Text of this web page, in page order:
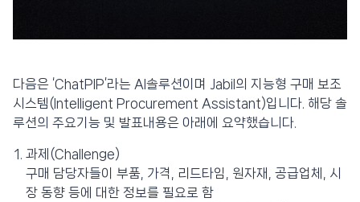
다음은 ‘ChatPIP’라는 AI솔루션이며 Jabil의 지능형 구매 보조
시스템(Intelligent Procurement Assistant)입니다. 해당 솔
루션의 주요기능 및 발표내용은 아래에 요약했습니다.
과제(Challenge)
구매 담당자들이 부품, 가격, 리드타임, 원자재, 공급업체, 시
장 동향 등에 대한 정보를 필요로 함